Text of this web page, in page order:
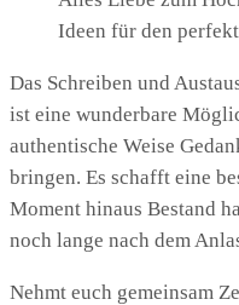
Ideen für den
Das Schreiben und
ist eine wunderbare
authentische Weise
bringen. Es schafft eine
Moment hinaus Bestand
noch lange nach dem
Nehmt euch gemeinsam